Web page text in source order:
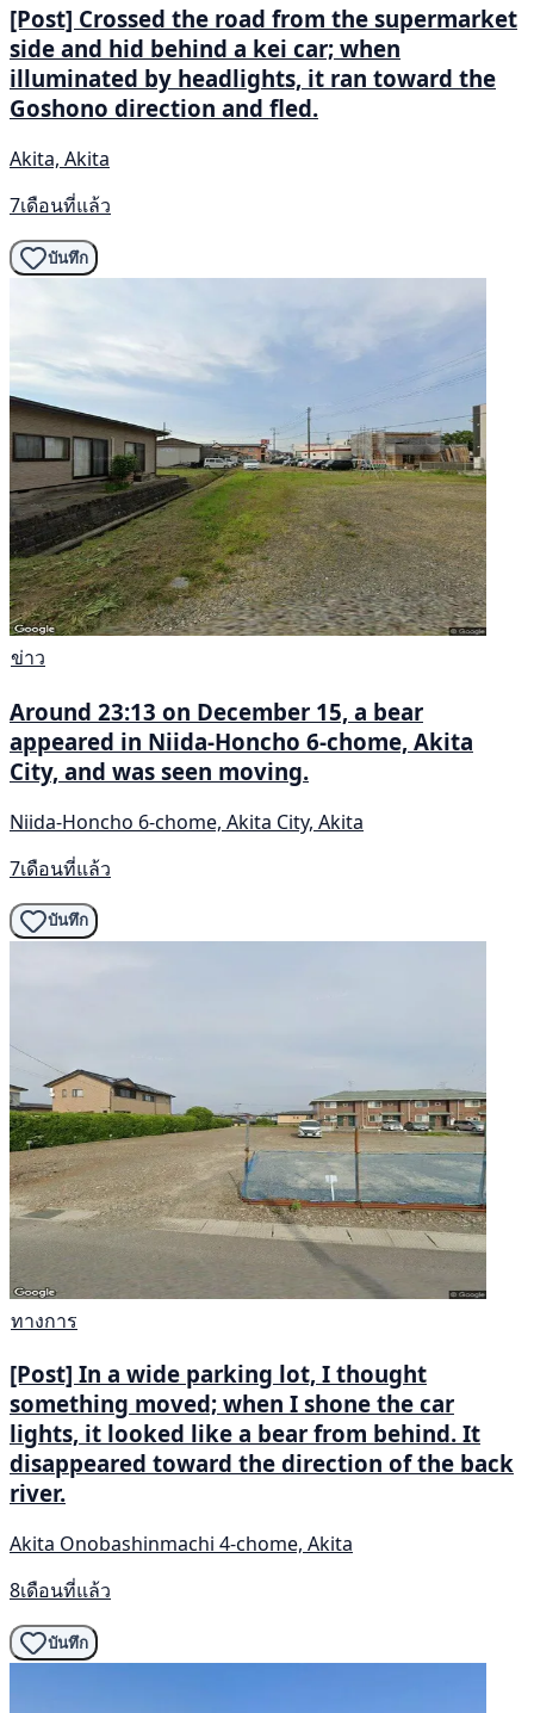
[Post] Crossed the road from the supermarket
side and hid behind a kei car; when
illuminated by headlights, it ran toward the
Goshono direction and fled.
Akita, Akita
7เดือนที่แล้ว
บันทึก
ข่าว
Around 23:13 on December 15, a bear
appeared in Niida-Honcho 6-chome, Akita
City, and was seen moving.
Niida-Honcho 6-chome, Akita City, Akita
7เดือนที่แล้ว
บันทึก
ทางการ
[Post] In a wide parking lot, I thought
something moved; when I shone the car
lights, it looked like a bear from behind. It
disappeared toward the direction of the back
river.
Akita Onobashinmachi 4-chome, Akita
8เดือนที่แล้ว
บันทึก